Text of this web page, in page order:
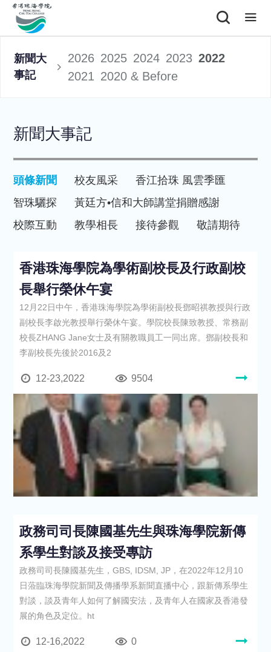
新聞大
事記
2026 2025 2024 2023 2022
2021 2020 & Before
新聞大事記
頭條新聞 校友風采
香江拾珠 風雲季匯
智珠驪探
黃廷方•信和大師講堂捐贈感謝
校際互動
教學相長 接待參觀 敬請期待
香港珠海學院為學術副校長及行政副校
長舉行榮休午宴
12月22日中午，香港珠海學院為學術副校長鄧昭祺教授與行政
副校長李啟光教授舉行榮休午宴。學院校長陳致教授、常務副
校長ZHANG Jane女士及有關教職員工一同出席。鄧副校長和
李副校長先後於2016及2
12-23,2022 9504
政務司司長陳國基先生與珠海學院新傳
系學生對談及接受專訪
政務司司長陳國基先生，GBS, IDSM, JP，在2022年12月10
日蒞臨珠海學院新聞及傳播學系新聞直播中心，跟新傳系學生
對談，談及青年人如何了解國安法，及青年人在國家及香港發
展的角色及定位。ht
12-16,2022 0